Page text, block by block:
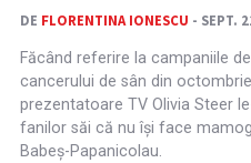
DE FLORENTINA IONESCU - SEPT.
Făcând referire la campaniile
cancerului de sân din
prezentatoare TV Olivia Steer
fanilor săi că nu își face
Babeș-Papanicolau.